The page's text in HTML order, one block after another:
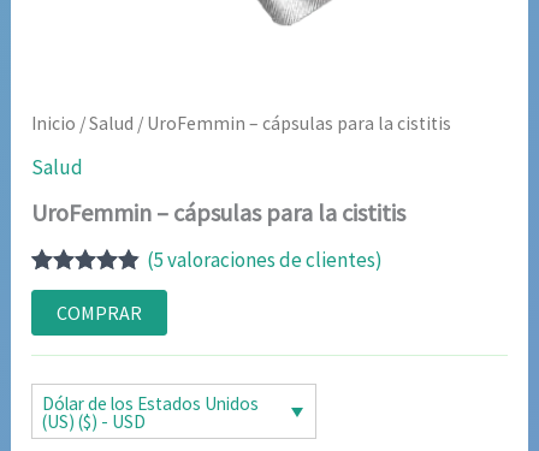
Inicio /Salud / UroFemmin – cápsulas para la cistitis
Salud
UroFemmin – cápsulas para la cistitis
Valorado
con4.80de
5 en base
a
5
de clientes
(5valoraciones de clientes)
COMPRAR
Dólar de los Estados Unidos
(US) ($) - USD